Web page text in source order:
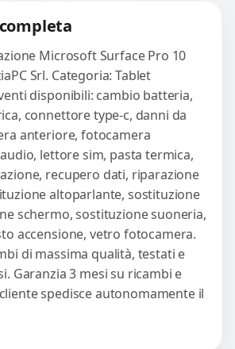
Microsoft Surface Pro 10
Srl. Categoria: Tablet
disponibili: cambio batteria,
connettore type-c, danni da
anteriore, fotocamera
lettore sim, pasta termica,
recupero dati, riparazione
altoparlante, sostituzione
schermo, sostituzione suoneria,
accensione, vetro fotocamera.
di massima qualità, testati e
Garanzia 3 mesi su ricambi e
spedisce autonomamente il